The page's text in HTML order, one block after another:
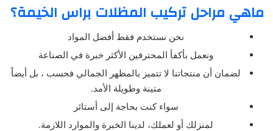
ماهي مراحل تركيب المظلات براس الخيمة؟
نحن نستخدم فقط أفضل المواد
ونعمل بأكفأ المحترفين الأكثر خبرة في الصناعة
لضمان أن منتجاتنا لا تتميز بالمظهر الجمالي فحسب ، بل أيضاً
متينة وطويلة الأمد.
سواء كنت بحاجة إلى أستائر
لمنزلك أو لعملك، لدينا الخبرة والموارد اللازمة.